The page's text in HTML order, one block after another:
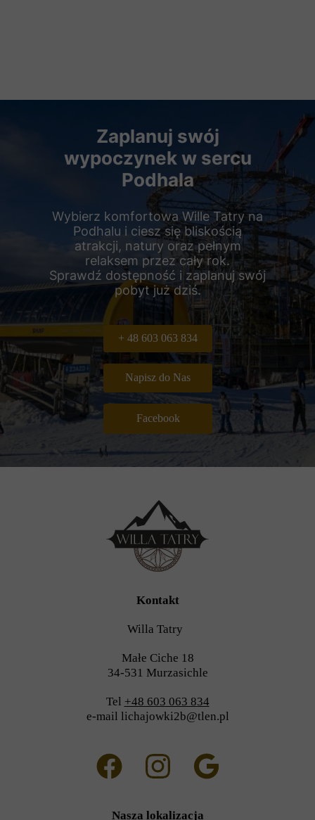
Facebook
Napisz do Nas
+ 48 603 063 834
Zaplanuj swój
wypoczynek w sercu
Podhala
Wybierz komfortowa Wille Tatry na
Podhalu i ciesz się bliskością
atrakcji, natury oraz pełnym
relaksem przez cały rok.
Sprawdź dostępność i zaplanuj swój
pobyt już dziś.
Kontakt
Willa Tatry
Małe Ciche 18
34-531 Murzasichle
Tel +48 603 063 834
e-mail lichajowki2b@tlen.pl
Nasza lokalizacja